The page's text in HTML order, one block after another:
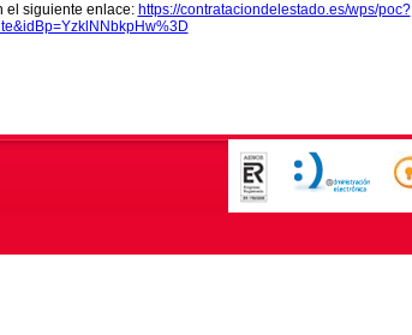
el siguiente enlace: https://contrataciondelestado.es/wps/poc?